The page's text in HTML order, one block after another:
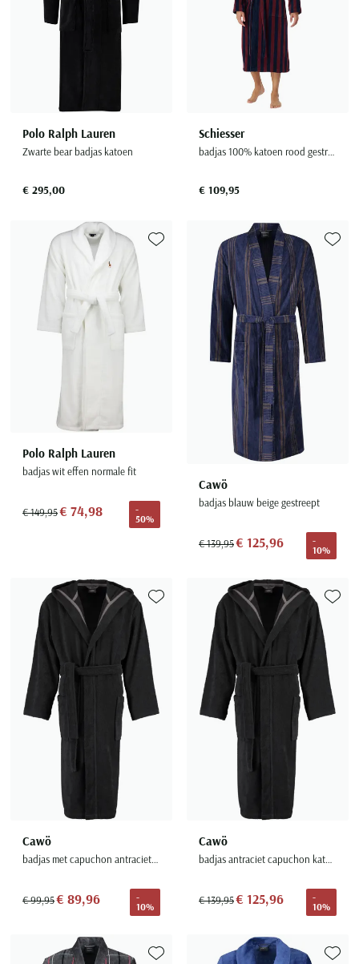
Polo Ralph Lauren
Zwarte bear badjas katoen
€ 295,00
Schiesser
badjas 100% katoen rood gestreept
€ 109,95
Polo Ralph Lauren
badjas wit effen normale fit
€ 149,95€ 74,98
-
50%
Toevoegen aan favorieten
Cawö
badjas blauw beige gestreept
€ 139,95€ 125,96
-
10%
Cawö
badjas met capuchon antraciet katoen
€ 99,95€ 89,96
-
10%
Toevoegen aan favorieten
Cawö
badjas antraciet capuchon katoen
€ 139,95€ 125,96
-
10%